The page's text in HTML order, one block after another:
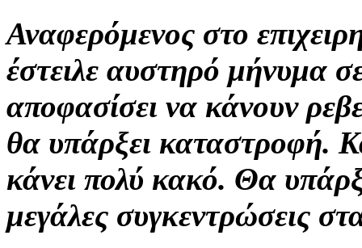
Αναφερόμενος στο
έστειλε αυστηρό μήνυμα
αποφασίσει να κάνουν
θα υπάρξει καταστροφή.
κάνει πολύ κακό. Θα
μεγάλες συγκεντρώσεις